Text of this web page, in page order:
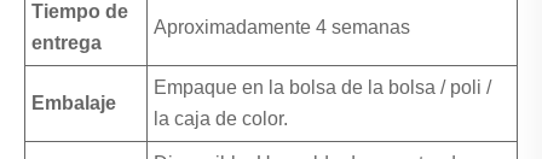
Tiempo de
entrega
Aproximadamente 4 semanas
Embalaje
Empaque en la bolsa de la bolsa / poli /
la caja de color.